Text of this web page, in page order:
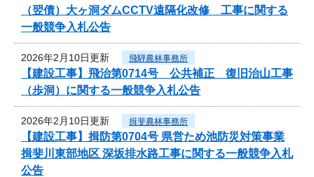
（翌債）大ヶ洞ダムCCTV遠隔化改修 工事に関する
一般競争入札公告
2026年2月10日更新 飛騨農林事務所
【建設工事】飛治第0714号 公共補正 復旧治山工事
（歩洞）に関する一般競争入札公告
2026年2月10日更新 揖斐農林事務所
【建設工事】揖防第0704号 県営ため池防災対策事業
揖斐川東部地区 深坂排水路工事に関する一般競争入札
公告